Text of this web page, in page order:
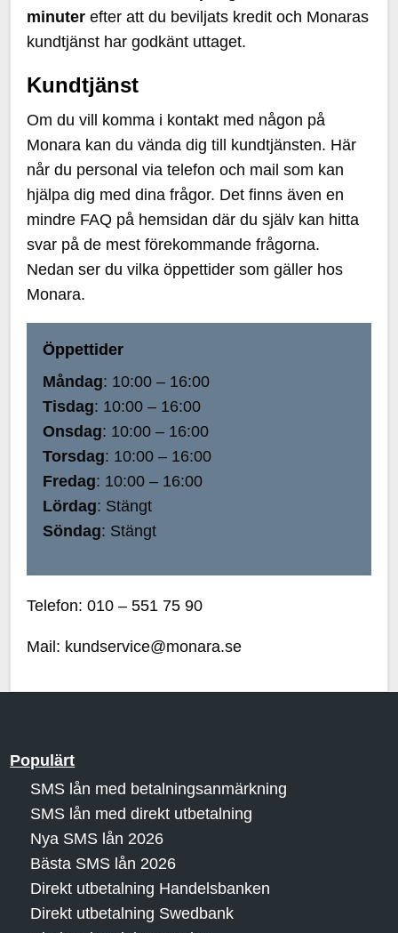
minuter efter att du beviljats kredit och Monaras
kundtjänst har godkänt uttaget.
Kundtjänst
Om du vill komma i kontakt med någon på
Monara kan du vända dig till kundtjänsten. Här
når du personal via telefon och mail som kan
hjälpa dig med dina frågor. Det finns även en
mindre FAQ på hemsidan där du själv kan hitta
svar på de mest förekommande frågorna.
Nedan ser du vilka öppettider som gäller hos
Monara.
Öppettider
Måndag: 10:00 – 16:00
Tisdag: 10:00 – 16:00
Onsdag: 10:00 – 16:00
Torsdag: 10:00 – 16:00
Fredag: 10:00 – 16:00
Lördag: Stängt
Söndag: Stängt
Telefon: 010 – 551 75 90
Mail: kundservice@monara.se
Populärt
SMS lån med betalningsanmärkning
SMS lån med direkt utbetalning
Nya SMS lån 2026
Bästa SMS lån 2026
Direkt utbetalning Handelsbanken
Direkt utbetalning Swedbank